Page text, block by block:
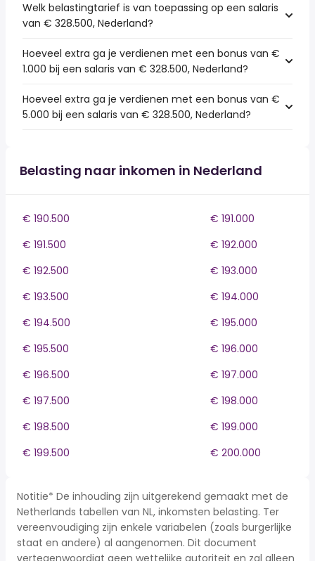
Welk belastingtarief is van toepassing op een salaris
van € 328.500, Nederland?
Hoeveel extra ga je verdienen met een bonus van €
1.000 bij een salaris van € 328.500, Nederland?
Hoeveel extra ga je verdienen met een bonus van €
5.000 bij een salaris van € 328.500, Nederland?
Belasting naar inkomen in Nederland
€ 190.500
€ 191.000
€ 191.500
€ 192.000
€ 192.500
€ 193.000
€ 193.500
€ 194.000
€ 194.500
€ 195.000
€ 195.500
€ 196.000
€ 196.500
€ 197.000
€ 197.500
€ 198.000
€ 198.500
€ 199.000
€ 199.500
€ 200.000
Notitie* De inhouding zijn uitgerekend gemaakt met de
Netherlands tabellen van NL, inkomsten belasting. Ter
vereenvoudiging zijn enkele variabelen (zoals burgerlijke
staat en andere) al aangenomen. Dit document
vertegenwoordigt geen wettelijke autoriteit en zal alleen